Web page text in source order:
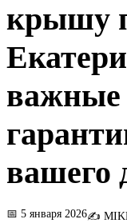
крышу
важные
вашего
📅 5 января 2026✍️